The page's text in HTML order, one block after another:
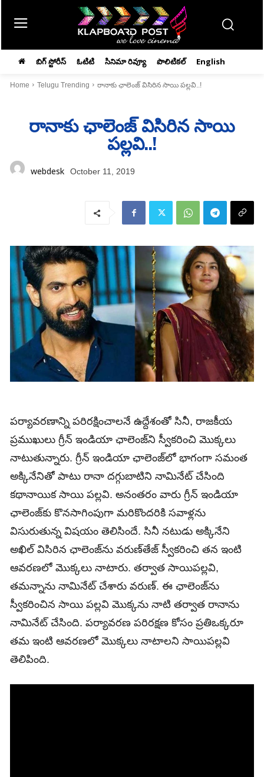
బిగ్ స్టోరీస్ ఓటిటి సినిమా రివ్యూ పొలిటికల్ English
Home Telugu Trending రానాకు ఛాలెంజ్ విసిరిన సాయి పల్లవి..!
రానాకు ఛాలెంజ్ విసిరిన సాయి
పల్లవి..!
webdesk October 11, 2019
పర్యావరణాన్ని పరిరక్షించాలనే ఉద్దేశంతో సినీ, రాజకీయ
ప్రముఖులు గ్రీన్‌ ఇండియా ఛాలెంజ్‌ని స్వీకరించి మొక్కలు
నాటుతున్నారు. గ్రీన్‌ ఇండియా ఛాలెంజ్‌లో భాగంగా సమంత
అక్కినేనితో పాటు రానా దగ్గుబాటిని నామినేట్‌ చేసింది
కథానాయిక సాయి పల్లవి. అనంతరం వారు గ్రీన్‌ ఇండియా
ఛాలెంజ్‌కు కొనసాగింపుగా మరికొందరికి సవాళ్లను
విసురుతున్న విషయం తెలిసిందే. సినీ నటుడు అక్కినేని
అఖిల్‌ విసిరిన ఛాలెంజ్‌ను వరుణ్‌తేజ్‌ స్వీకరించి తన ఇంటి
ఆవరణలో మొక్కలు నాటారు. తర్వాత సాయిపల్లవి,
తమన్నాను నామినేట్‌ చేశారు వరుణ్‌. ఈ ఛాలెంజ్‌ను
స్వీకరించిన సాయి పల్లవి మొక్కను నాటి తర్వాత రానాను
నామినేట్ చేసింది. పర్యావరణ పరిరక్షణ కోసం ప్రతిఒక్కరూ
తమ ఇంటి ఆవరణలో మొక్కలు నాటాలని సాయిపల్లవి
తెలిపింది.